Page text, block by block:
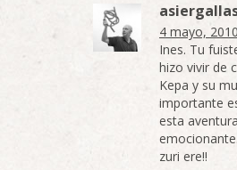
4 mayo, 2010
Ines. Tu
hizo vivir de
Kepa y su
importante
esta
zuri ere!!